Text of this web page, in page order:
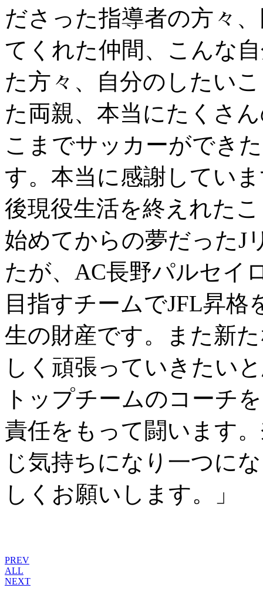
ださった指導者の方々
てくれた仲間、こんな
た方々、自分のしたい
た両親、本当にたくさ
こまでサッカーができ
す。本当に感謝してい
後現役生活を終えれた
始めてからの夢だったJ
たが、AC長野パルセイ
目指すチームでJFL昇
生の財産です。また新
しく頑張っていきたい
トップチームのコーチ
責任をもって闘います
じ気持ちになり一つに
しくお願いします。」
PREV
ALL
NEXT